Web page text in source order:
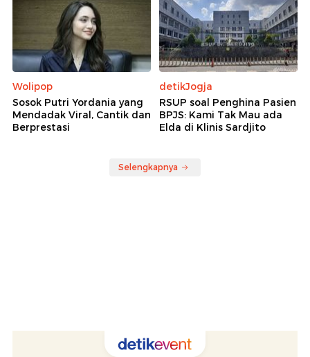
Wolipop
Sosok Putri Yordania yang
Mendadak Viral, Cantik dan
Berprestasi
detikJogja
RSUP soal Penghina Pasien
BPJS: Kami Tak Mau ada
Elda di Klinis Sardjito
Selengkapnya